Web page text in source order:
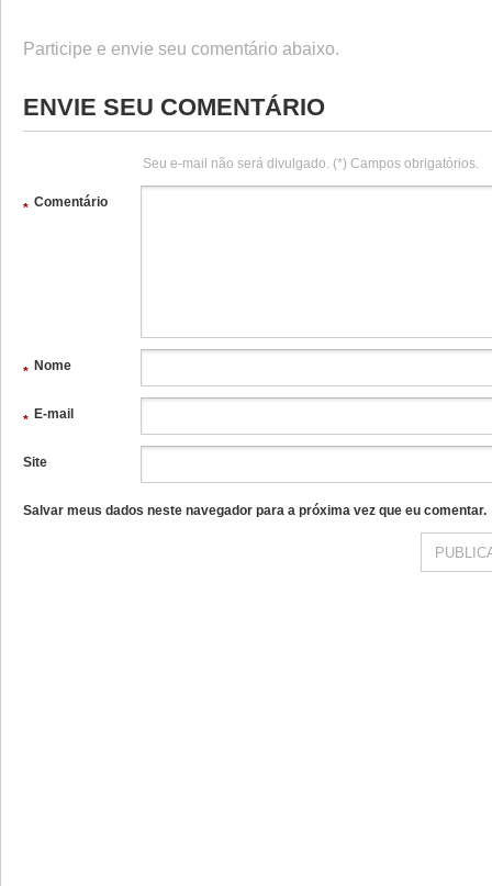
Participe e envie seu comentário abaixo.
ENVIE SEU COMENTÁRIO
Seu e-mail não será divulgado. (*) Campos obrigatórios.
Comentário
*
Nome
*
E-mail
*
Site
Salvar meus dados neste navegador para a próxima vez que eu comentar.